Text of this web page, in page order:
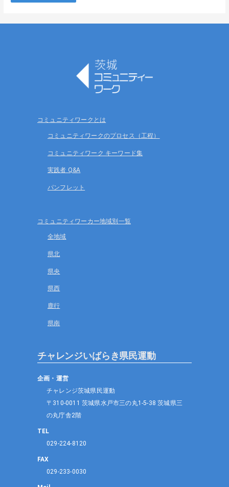
コミュニティワークとは
コミュニティワークのプロセス（工程）
コミュニティワーク キーワード集
実践者 Q&A
パンフレット
コミュニティワーカー地域別一覧
全地域
県北
県央
県西
鹿行
県南
チャレンジいばらき県民運動
企画・運営
チャレンジ茨城県民運動
〒310-0011 茨城県水戸市三の丸1-5-38 茨城県三
の丸庁舎2階
TEL
029-224-8120
FAX
029-233-0030